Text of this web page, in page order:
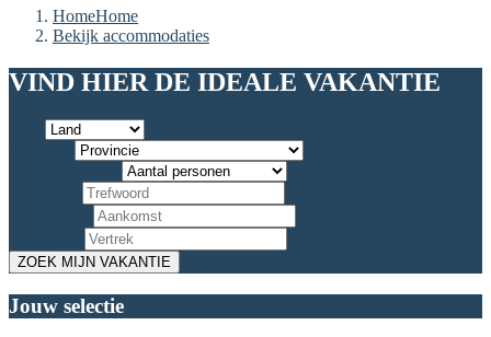
HomeHome
Bekijk accommodaties
VIND HIER DE IDEALE VAKANTIE
Jouw selectie